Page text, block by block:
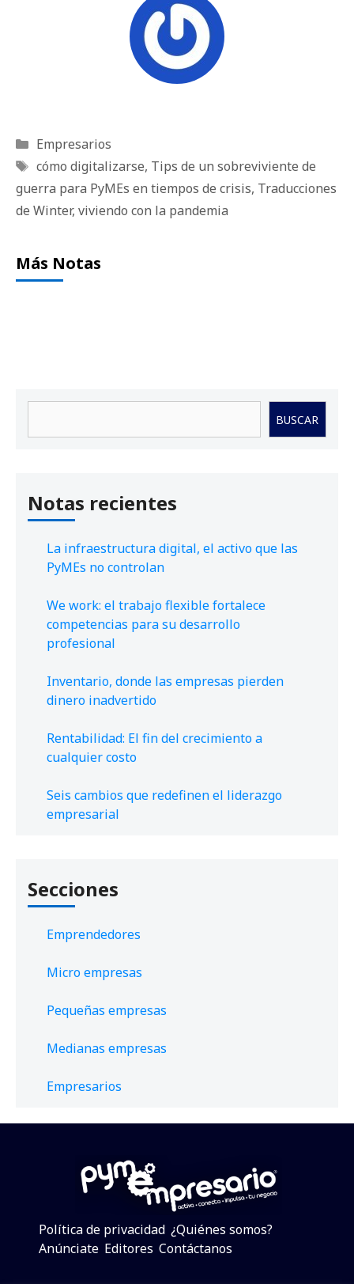
Categorías
Empresarios
Etiquetas
cómo digitalizarse, Tips de un sobreviviente de
guerra para PyMEs en tiempos de crisis, Traducciones
de Winter, viviendo con la pandemia
Más Notas
BUSCAR
Notas recientes
La infraestructura digital, el activo que las
PyMEs no controlan
We work: el trabajo flexible fortalece
competencias para su desarrollo
profesional
Inventario, donde las empresas pierden
dinero inadvertido
Rentabilidad: El fin del crecimiento a
cualquier costo
Seis cambios que redefinen el liderazgo
empresarial
Secciones
Emprendedores
Micro empresas
Pequeñas empresas
Medianas empresas
Empresarios
Política de privacidad ¿Quiénes somos?
Anúnciate Editores Contáctanos